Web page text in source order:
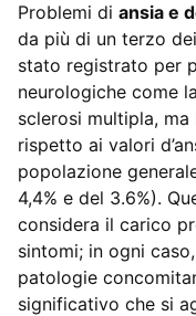
Problemi di ansia e
da più di un terzo
stato registrato per
neurologiche come
sclerosi multipla,
rispetto ai valori
popolazione
4,4% e del 3.6%).
considera il carico
sintomi; in ogni
patologie
significativo che si